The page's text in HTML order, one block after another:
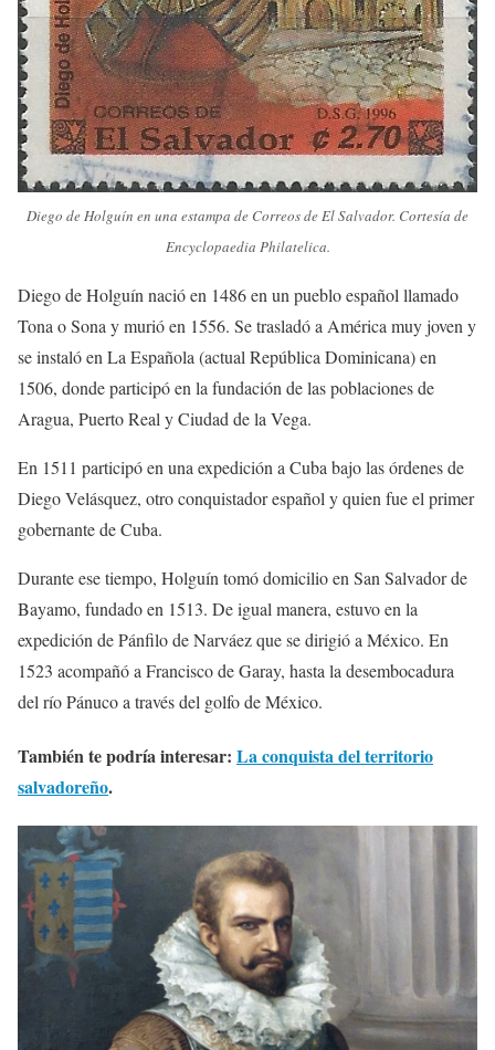
Diego de Holguín en una estampa de Correos de El Salvador. Cortesía de
Encyclopaedia Philatelica.
Diego de Holguín nació en 1486 en un pueblo español llamado
Tona o Sona y murió en 1556. Se trasladó a América muy joven y
se instaló en La Española (actual República Dominicana) en
1506, donde participó en la fundación de las poblaciones de
Aragua, Puerto Real y Ciudad de la Vega.
En 1511 participó en una expedición a Cuba bajo las órdenes de
Diego Velásquez, otro conquistador español y quien fue el primer
gobernante de Cuba.
Durante ese tiempo, Holguín tomó domicilio en San Salvador de
Bayamo, fundado en 1513. De igual manera, estuvo en la
expedición de Pánfilo de Narváez que se dirigió a México. En
1523 acompañó a Francisco de Garay, hasta la desembocadura
del río Pánuco a través del golfo de México.
También te podría interesar: La conquista del territorio
salvadoreño.